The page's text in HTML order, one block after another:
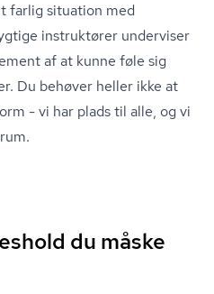
farlig situation med
instruktører underviser
af at kunne føle sig
Du behøver heller ikke at
- vi har plads til alle, og vi
du måske